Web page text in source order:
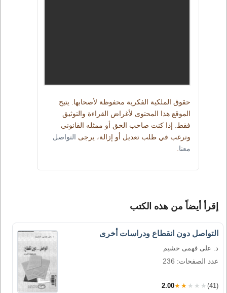
حقوق الملكية الفكرية محفوظة لأصحابها. يتيح
الموقع هذا المحتوى لأغراض القراءة والتوثيق
فقط. إذا كنت صاحب الحق أو ممثله القانوني
وترغب في طلب تعديل أو إزالة، يرجى التواصل
معنا
إقرأ أيضاً من هذه الكتب
التواصل دون انقطاع ودراسات أخرى
د. على فهمى خشيم
عدد الصفحات: 236
2.00★★★★★ (41)